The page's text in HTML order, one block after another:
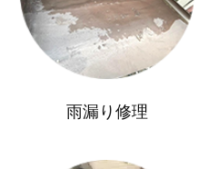
雨漏り修理